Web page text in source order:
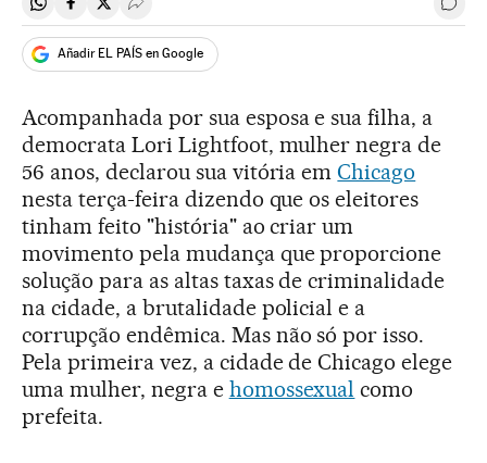
Compartir en Whatsapp
Compartir en Facebook
Compartir en Twitter
Desplegar Redes Sociales
Añadir EL PAÍS en Google
Acompanhada por sua esposa e sua filha, a
democrata Lori Lightfoot, mulher negra de
56 anos, declarou sua vitória emChicago
nesta terça-feira dizendo que os eleitores
tinham feito "história" ao criar um
movimento pela mudança que proporcione
solução para as altas taxas de criminalidade
na cidade, a brutalidade policial e a
corrupção endêmica. Mas não só por isso.
Pela primeira vez, a cidade de Chicago elege
uma mulher, negra e homossexual como
prefeita.